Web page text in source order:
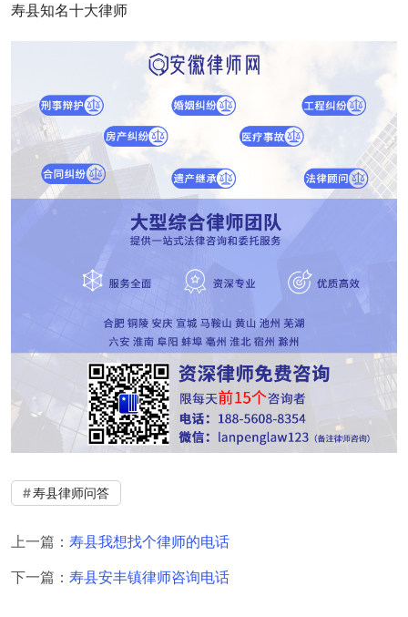
寿县知名十大律师
寿县律师问答
上一篇： 寿县我想找个律师的电话
下一篇： 寿县安丰镇律师咨询电话